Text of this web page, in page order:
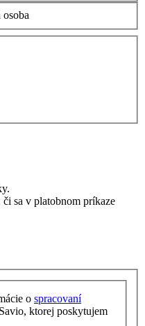
sa v platobnom príkaze
o spracovaní
ktorej poskytujem